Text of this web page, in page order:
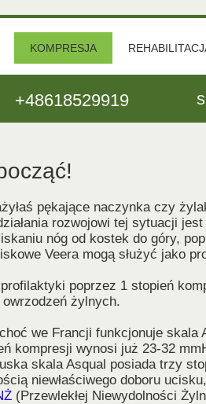
+48618529919
ZAKŁADANIA
KOMPRESJA
pękające naczynka czy
rozwojowi tej sytuacji
nóg od kostek do góry,
Veera mogą służyć jako
poprzez 1 stopień
żylnych.
we Francji funkcjonuje
kompresji wynosi już 23-32
skala Asqual posiada trzy
niewłaściwego doboru
(Przewlekłej Niewydolności